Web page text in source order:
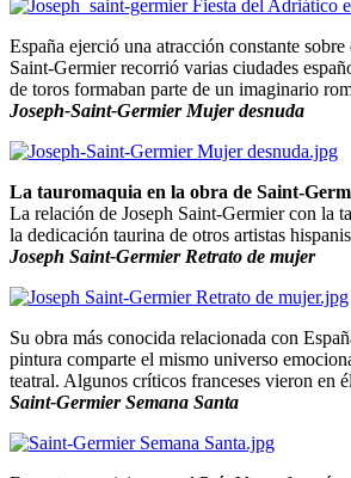
España ejerció una atracción constante
Saint-Germier recorrió varias ciudades
de toros formaban parte de un imaginario
Joseph-Saint-Germier Mujer desnuda
La tauromaquia en la obra de Saint-
La relación de Joseph Saint-Germier con la
la dedicación taurina de otros artistas
Joseph Saint-Germier Retrato de mujer
Su obra más conocida relacionada con
pintura comparte el mismo universo
teatral. Algunos críticos franceses vieron en
Saint-Germier Semana Santa